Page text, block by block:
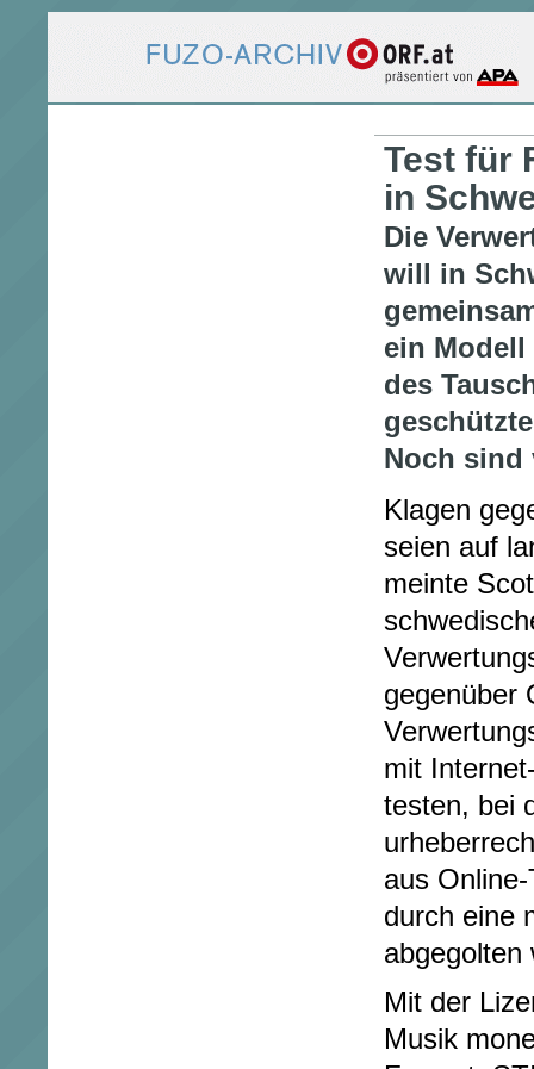
Test für
in
Die
will in
ein
des
Noch sind
Klagen
seien auf
meinte
gegenüber
mit
testen, bei
aus
durch eine
abgegolten
Mit der
Musik